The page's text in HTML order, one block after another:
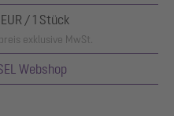
/ 1 Stück
exklusive MwSt.
Webshop